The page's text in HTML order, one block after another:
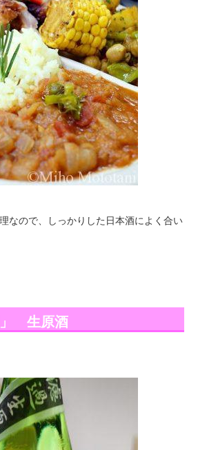
なので、しっかりした日本酒によく合い
」 生原酒